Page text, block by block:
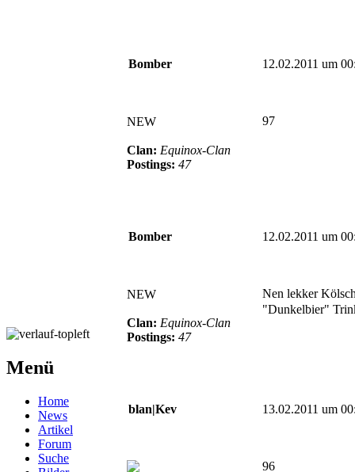
Menü
Home
News
Artikel
Forum
Suche
Bomber 12.02.2011 um
NEW
Clan: Equinox-Clan
Postings: 47
97
Bomber 12.02.2011 um
NEW
Clan: Equinox-Clan
Postings: 47
Nen lekker
"Dunkelbier"
blan|Kev 13.02.2011 um
96